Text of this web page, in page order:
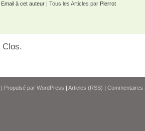
Email à cet auteur | Tous les Articles par Pierrot
Clos.
| Propulsé par WordPress | Articles (RSS) | Commentaires